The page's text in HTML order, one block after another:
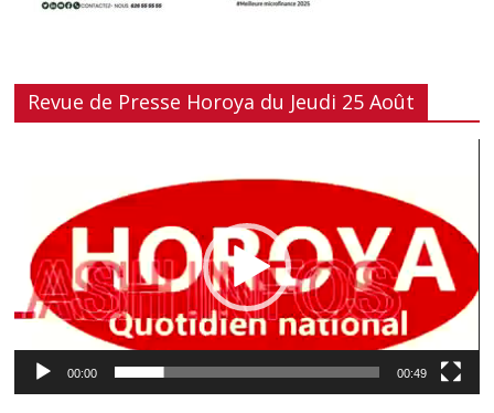
Revue de Presse Horoya du Jeudi 25 Août
00:00 00:49